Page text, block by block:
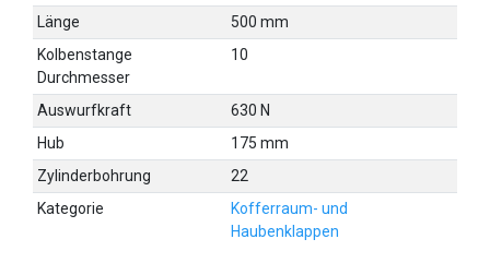
Länge
500 mm
Kolbenstange
Durchmesser
10
Auswurfkraft
630 N
Hub
175 mm
Zylinderbohrung
22
Kategorie
Kofferraum- und
Haubenklappen